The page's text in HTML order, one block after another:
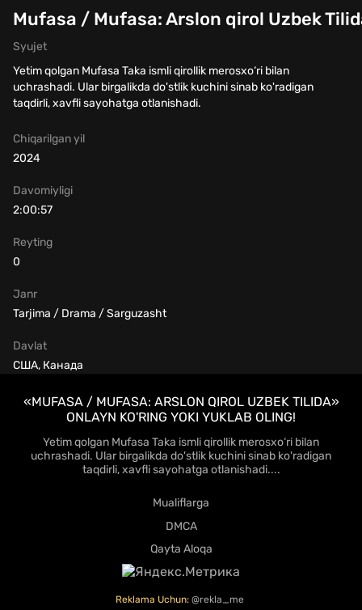
Mufasa / Mufasa: Arslon qirol Uzbek
Syujet
Yetim qolgan Mufasa Taka ismli qirollik merosxo‘ri bilan
uchrashadi. Ular birgalikda do'stlik kuchini sinab ko'radigan
taqdirli, xavfli sayohatga otlanishadi.
Chiqarilgan yil
2024
Janr
Tarjima / Drama / Sarguzasht
Davomiyligi
2:00:57
Davlat
США, Канада
Reyting
0
«MUFASA / MUFASA: ARSLON QIROL UZBEK TILIDA»
ONLAYN KO'RING YOKI YUKLAB OLING!
Yetim qolgan Mufasa Taka ismli qirollik merosxo‘ri bilan
uchrashadi. Ular birgalikda do'stlik kuchini sinab ko'radigan
taqdirli, xavfli sayohatga otlanishadi....
Mualiflarga
DMCA
Qayta Aloqa
Reklama Uchun: @rekla_me